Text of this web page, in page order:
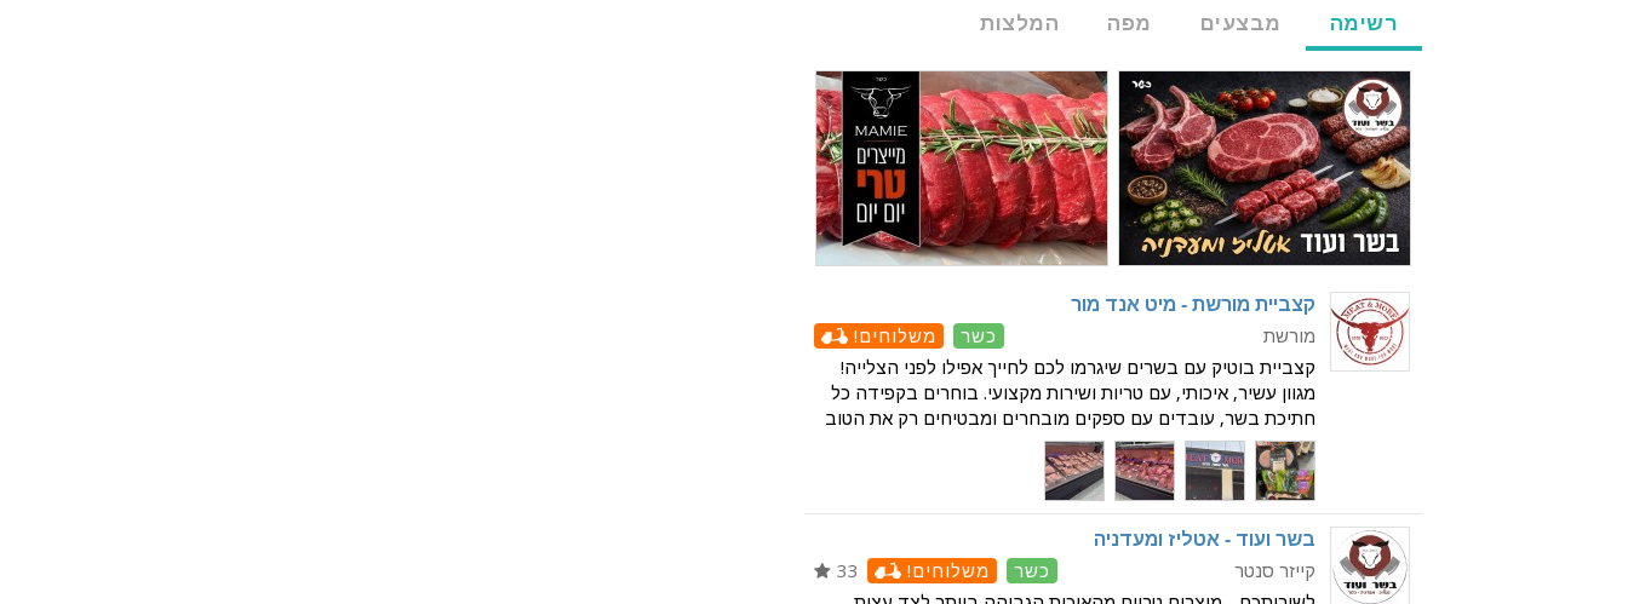
רשימה מבצעים מפה המלצות
קצביית מורשת - מיט אנד מור
משלוחים! כשר
מורשת
קצביית בוטיק עם בשרים שיגרמו לכם לחייך אפילו לפני הצלייה!
מגוון עשיר, איכותי, עם טריות ושירות מקצועי. בוחרים בקפידה כל
חתיכת בשר, עובדים עם ספקים מובחרים ומבטיחים רק את הטוב
ביותר לשולחן שלכם! בחנות תמצאו: בשר בקר מובחר - צלעות,
סטייקים, אנ
בשר ועוד - אטליז ומעדניה
33 משלוחים! כשר
קייזר סנטר